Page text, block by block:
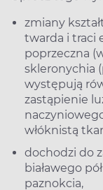
zmiany
twarda i traci
poprzeczna
skleronychia
występują
zastąpienie
włóknistą
dochodzi do
białawego
paznokcia,